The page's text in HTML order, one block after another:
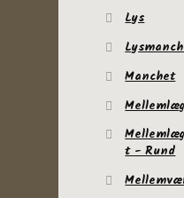
Lys
Manchet
t - Rund